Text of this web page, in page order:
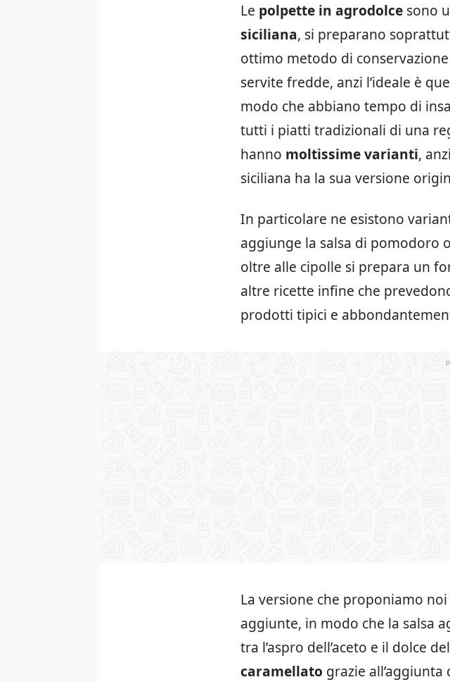
Le polpette in agrodolce sono
siciliana, si preparano
ottimo metodo di
servite fredde, anzi l’ideale è
modo che abbiano tempo di
tutti i piatti tradizionali di una
hanno moltissime varianti,
siciliana ha la sua versione
In particolare ne esistono
aggiunge la salsa di pomodoro
oltre alle cipolle si prepara un
altre ricette infine che
prodotti tipici e
La versione che proponiamo
aggiunte, in modo che la salsa
tra l’aspro dell’aceto e il dolce
caramellato grazie